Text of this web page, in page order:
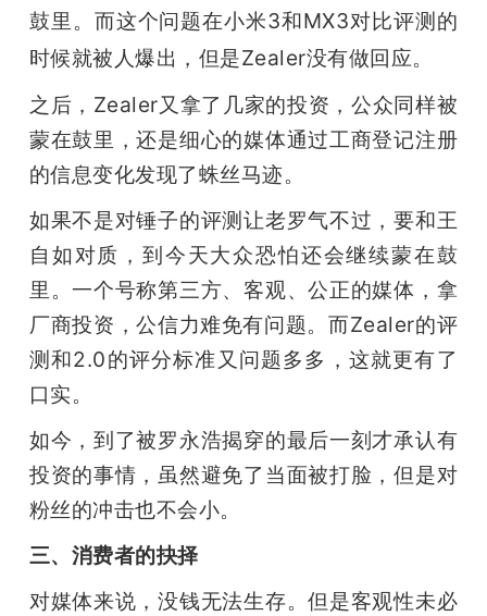
鼓里。 而这个问题在小米3和MX3对比评测的
时候就被人爆出，但是Zealer没有做回应。
之后，Zealer又拿了几家的投资，公众同样被
蒙在鼓里，还是细心的媒体通过工商登记注册
的信息变化发现了蛛丝马迹。
如果不是对锤子的评测让老罗气不过，要和王
自如对质，到今天大众恐怕还会继续蒙在鼓
里。一个号称第三方、客观、公正的媒体，拿
厂商投资，公信力难免有问题。而Zealer的评
测和2.0的评分标准又问题多多，这就更有了
口实。
如今，到了被罗永浩揭穿的最后一刻才承认有
投资的事情，虽然避免了当面被打脸，但是对
粉丝的冲击也不会小。
三、消费者的抉择
对媒体来说，没钱无法生存。但是客观性未必